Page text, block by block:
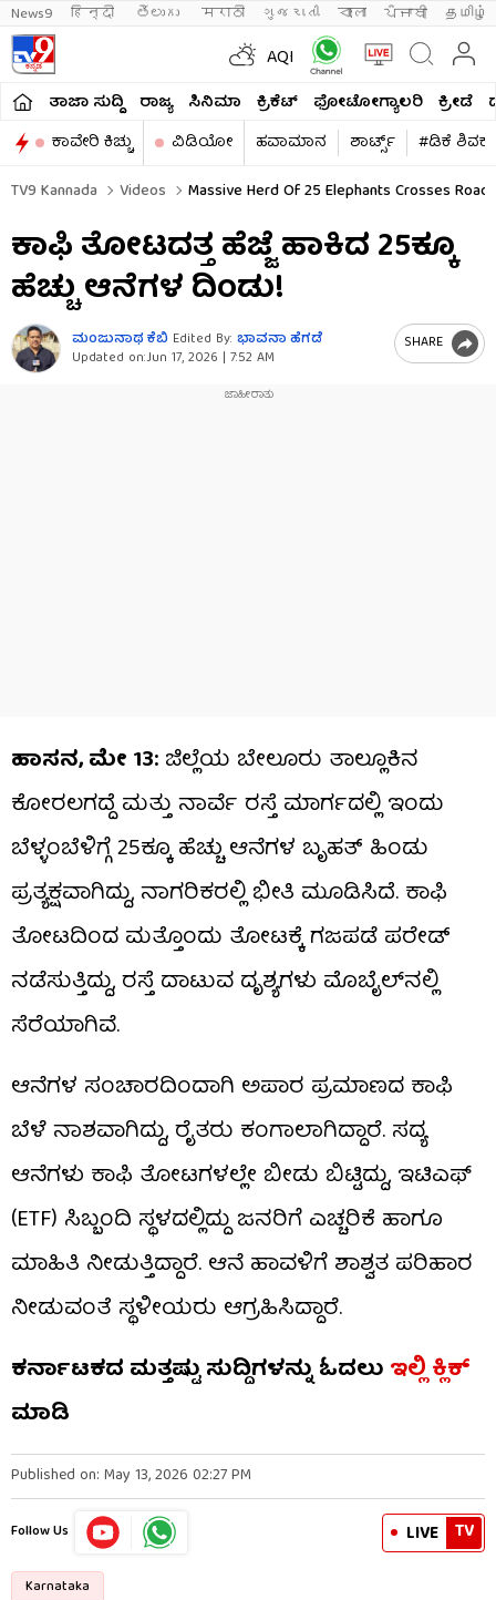
News9 हिन्दी తెలుగు मराठी ગુજરાતી বাংলা ਪੰਜਾਬੀ தமிழ்
AQI
ತಾಜಾ ಸುದ್ದಿ ರಾಜ್ಯ ಸಿನಿಮಾ ಕ್ರಿಕೆಟ್​ ಫೋಟೋಗ್ಯಾಲರಿ ಕ್ರೀಡೆ
ಕಾವೇರಿ ಕಿಚ್ಚು
ವಿಡಿಯೋ ಹವಾಮಾನ ಶಾರ್ಟ್ಸ್​
#ಡಿಕೆ
TV9 Kannada
Videos Massive Herd Of 25 Elephants Crosses
ಕಾಫಿ ತೋಟದತ್ತ ಹೆಜ್ಜೆ ಹಾಕಿದ 25ಕ್ಕೂ
ಹೆಚ್ಚು ಆನೆಗಳ ದಿಂಡು!
ಮಂಜುನಾಥ ಕೆಬಿ Edited By: ಭಾವನಾ ಹೆಗಡೆ
Updated on:Jun 17, 2026 | 7:52 AM
SHARE
ಹಾಸನ, ಮೇ 13: ಜಿಲ್ಲೆಯ ಬೇಲೂರು ತಾಲ್ಲೂಕಿನ
ಕೋರಲಗದ್ದೆ ಮತ್ತು ನಾರ್ವೆ ರಸ್ತೆ ಮಾರ್ಗದಲ್ಲಿ ಇಂದು
ಬೆಳ್ಳಂಬೆಳಿಗ್ಗೆ 25ಕ್ಕೂ ಹೆಚ್ಚು ಆನೆಗಳ ಬೃಹತ್ ಹಿಂಡು
ಪ್ರತ್ಯಕ್ಷವಾಗಿದ್ದು, ನಾಗರಿಕರಲ್ಲಿ ಭೀತಿ ಮೂಡಿಸಿದೆ. ಕಾಫಿ
ತೋಟದಿಂದ ಮತ್ತೊಂದು ತೋಟಕ್ಕೆ ಗಜಪಡೆ ಪರೇಡ್
ನಡೆಸುತ್ತಿದ್ದು, ರಸ್ತೆ ದಾಟುವ ದೃಶ್ಯಗಳು ಮೊಬೈಲ್‌ನಲ್ಲಿ
ಸೆರೆಯಾಗಿವೆ.
ಆನೆಗಳ ಸಂಚಾರದಿಂದಾಗಿ ಅಪಾರ ಪ್ರಮಾಣದ ಕಾಫಿ
ಬೆಳೆ ನಾಶವಾಗಿದ್ದು, ರೈತರು ಕಂಗಾಲಾಗಿದ್ದಾರೆ. ಸದ್ಯ
ಆನೆಗಳು ಕಾಫಿ ತೋಟಗಳಲ್ಲೇ ಬೀಡು ಬಿಟ್ಟಿದ್ದು, ಇಟಿಎಫ್
(ETF) ಸಿಬ್ಬಂದಿ ಸ್ಥಳದಲ್ಲಿದ್ದು ಜನರಿಗೆ ಎಚ್ಚರಿಕೆ ಹಾಗೂ
ಮಾಹಿತಿ ನೀಡುತ್ತಿದ್ದಾರೆ. ಆನೆ ಹಾವಳಿಗೆ ಶಾಶ್ವತ ಪರಿಹಾರ
ನೀಡುವಂತೆ ಸ್ಥಳೀಯರು ಆಗ್ರಹಿಸಿದ್ದಾರೆ.
ಕರ್ನಾಟಕದ ಮತ್ತಷ್ಟು ಸುದ್ದಿಗಳನ್ನು ಓದಲು ಇಲ್ಲಿ ಕ್ಲಿಕ್
ಮಾಡಿ
Published on: May 13, 2026 02:27 PM
Follow Us LIVE TV
Karnataka